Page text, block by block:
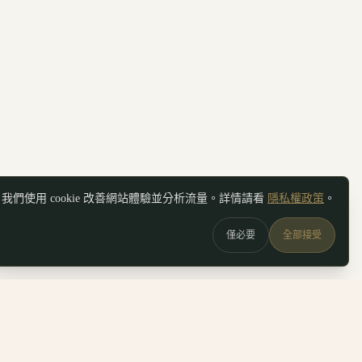
我們使用 cookie 改善網站體驗並分析流量。詳情請看 隱私權政策 。
僅必要 全部接受